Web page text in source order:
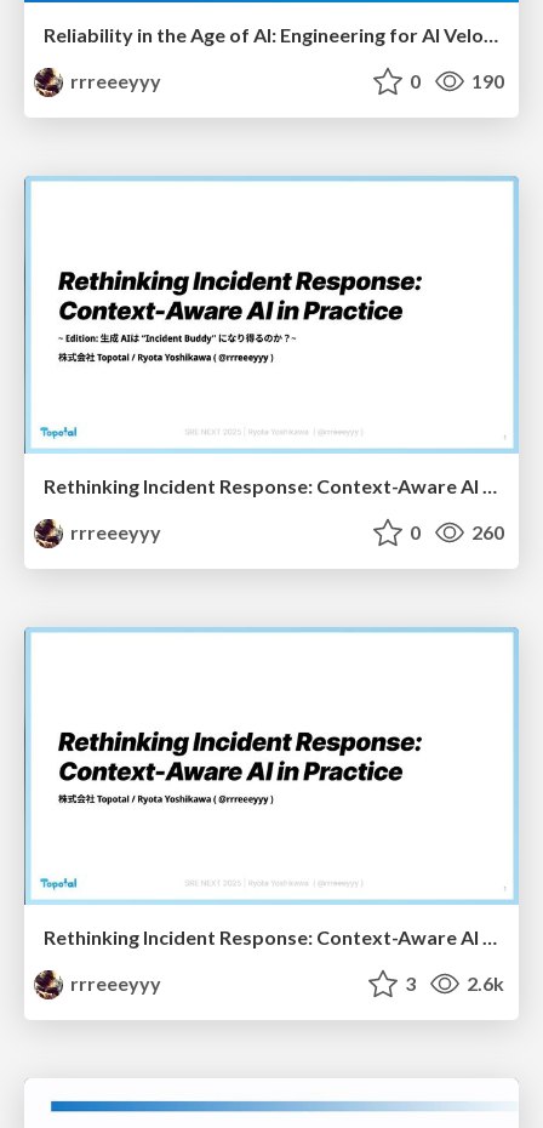
rrreeeyyy
0 190
Rethinking Incident Response: Context-Aware AI in Practice - Incident Buddy Edition -
rrreeeyyy
0 260
Rethinking Incident Response: Context-Aware AI in Practice
rrreeeyyy
3 2.6k